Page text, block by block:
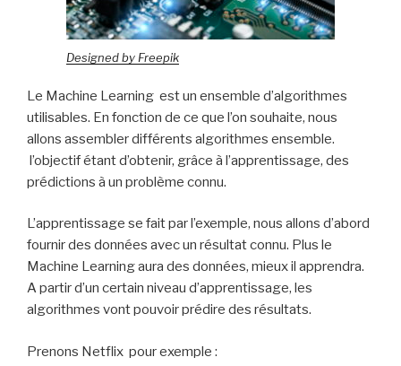
Designed by Freepik
Le Machine Learning est un ensemble d’algorithmes
utilisables. En fonction de ce que l’on souhaite, nous
allons assembler différents algorithmes ensemble.
l’objectif étant d’obtenir, grâce à l’apprentissage, des
prédictions à un problème connu.
L’apprentissage se fait par l’exemple, nous allons d’abord
fournir des données avec un résultat connu. Plus le
Machine Learning aura des données, mieux il apprendra.
A partir d’un certain niveau d’apprentissage, les
algorithmes vont pouvoir prédire des résultats.
Prenons Netflix pour exemple :